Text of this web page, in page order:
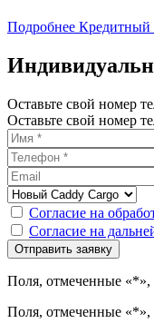
Подробнее Кредитный
Оставьте свой номер
Оставьте свой номер
Согласие на
Согласие на
Поля, отмеченные «*»,
Поля, отмеченные «*»,